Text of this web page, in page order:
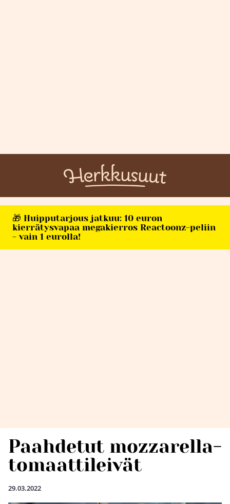
🎁 Huipputarjous jatkuu: 10 euron
kierrätysvapaa megakierros Reactoonz-peliin
- vain 1 eurolla!
Paahdetut mozzarella-
tomaattileivät
29.03.2022